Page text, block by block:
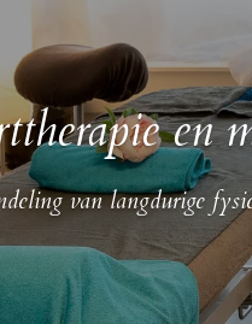
en
van langdurige